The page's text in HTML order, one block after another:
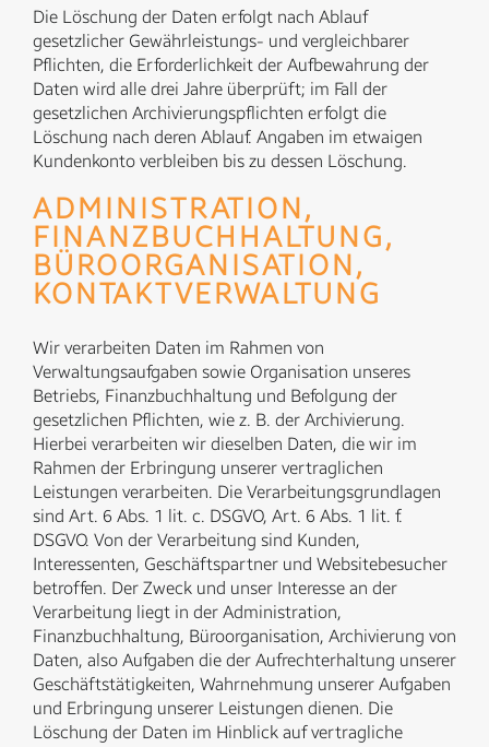
Die Löschung der Daten erfolgt nach Ablauf
gesetzlicher Gewährleistungs- und vergleichbarer
Pflichten, die Erforderlichkeit der Aufbewahrung der
Daten wird alle drei Jahre überprüft; im Fall der
gesetzlichen Archivierungspflichten erfolgt die
Löschung nach deren Ablauf. Angaben im etwaigen
Kundenkonto verbleiben bis zu dessen Löschung.
ADMINISTRATION,
FINANZBUCHHALTUNG,
BÜROORGANISATION,
KONTAKTVERWALTUNG
Wir verarbeiten Daten im Rahmen von
Verwaltungsaufgaben sowie Organisation unseres
Betriebs, Finanzbuchhaltung und Befolgung der
gesetzlichen Pflichten, wie z. B. der Archivierung.
Hierbei verarbeiten wir dieselben Daten, die wir im
Rahmen der Erbringung unserer vertraglichen
Leistungen verarbeiten. Die Verarbeitungsgrundlagen
sind Art. 6 Abs. 1 lit. c. DSGVO, Art. 6 Abs. 1 lit. f.
DSGVO. Von der Verarbeitung sind Kunden,
Interessenten, Geschäftspartner und Websitebesucher
betroffen. Der Zweck und unser Interesse an der
Verarbeitung liegt in der Administration,
Finanzbuchhaltung, Büroorganisation, Archivierung von
Daten, also Aufgaben die der Aufrechterhaltung unserer
Geschäftstätigkeiten, Wahrnehmung unserer Aufgaben
und Erbringung unserer Leistungen dienen. Die
Löschung der Daten im Hinblick auf vertragliche